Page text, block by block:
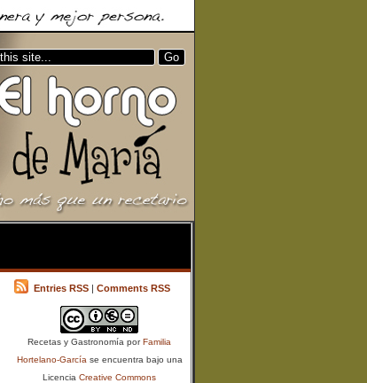
Entries RSS | Comments RSS
Recetas y Gastronomía porFamilia
Hortelano-García se encuentra bajo una
Licencia Creative Commons